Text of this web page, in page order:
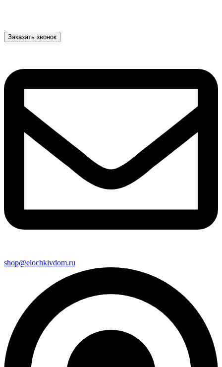
Заказать звонок
shop@elochkivdom.ru